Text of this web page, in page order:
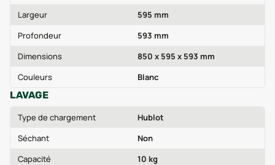
Largeur
595 mm
Profondeur
593 mm
Dimensions
850 x 595 x 593 mm
Couleurs
Blanc
LAVAGE
Type de chargement
Hublot
Séchant
Non
Capacité
10 kg